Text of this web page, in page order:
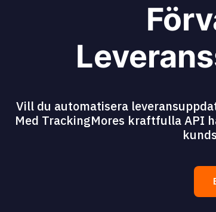
Vill du automatisera
Med TrackingMores kraftfulla API